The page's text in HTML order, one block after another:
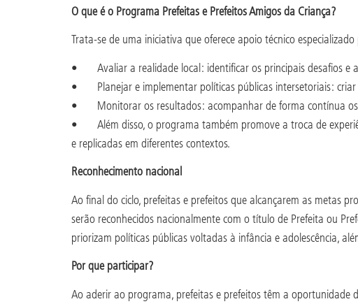
O que é o Programa Prefeitas e Prefeitos Amigos da Criança?
Trata-se de uma iniciativa que oferece apoio técnico
• Avaliar a realidade local: identificar os principais desafios e
• Planejar e implementar políticas públicas intersetoriais: criar
• Monitorar os resultados: acompanhar de forma contínua os
• Além disso, o programa também promove a troca de
e replicadas em diferentes contextos.
Reconhecimento nacional
Ao final do ciclo, prefeitas e prefeitos que alcançarem as metas
serão reconhecidos nacionalmente com o título de Prefeita ou
priorizam políticas públicas voltadas à infância e adolescência,
Por que participar?
Ao aderir ao programa, prefeitas e prefeitos têm a oportunidade